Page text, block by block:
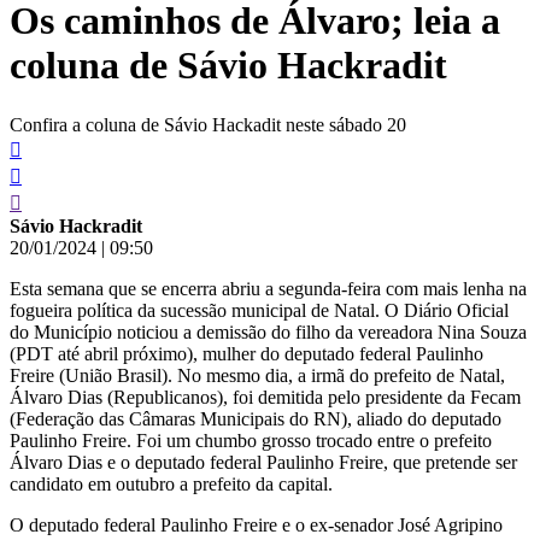
conteúdo
Os caminhos de Álvaro; leia a
coluna de Sávio Hackradit
Confira a coluna de Sávio Hackadit neste sábado 20
Sávio Hackradit
20/01/2024 | 09:50
Esta semana que se encerra abriu a segunda-feira com mais lenha na
fogueira política da sucessão municipal de Natal. O Diário Oficial
do Município noticiou a demissão do filho da vereadora Nina Souza
(PDT até abril próximo), mulher do deputado federal Paulinho
Freire (União Brasil). No mesmo dia, a irmã do prefeito de Natal,
Álvaro Dias (Republicanos), foi demitida pelo presidente da Fecam
(Federação das Câmaras Municipais do RN), aliado do deputado
Paulinho Freire. Foi um chumbo grosso trocado entre o prefeito
Álvaro Dias e o deputado federal Paulinho Freire, que pretende ser
candidato em outubro a prefeito da capital.
O deputado federal Paulinho Freire e o ex-senador José Agripino